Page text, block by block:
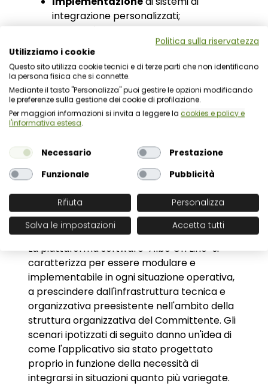
integrazione personalizzati;
Possibilità di installazione dedicata
della
Versione Enterprise(Multiente),
per soddisfare le esigenze di diversi enti
con una unica installazione (anche su
server indicati dal Committente)
personalizzabile sia dal punto di vista
grafico che funzionale;
Implementazione di
ridondanza del servizio
- Versione
Licenza;
Supporto nella
definizione del
Scenari di utilizzo
La piattaforma software "Albo On Line" si
caratterizza per essere modulare e
implementabile in ogni situazione operativa,
a prescindere dall'infrastruttura tecnica e
organizzativa preesistente nell'ambito della
struttura organizzativa del Committente. Gli
scenari ipotizzati di seguito danno un'idea di
come l'applicativo sia stato progettato
proprio in funzione della necessità di
integrarsi in situazioni quanto più variegate.
Politica sulla riservatezza
Utilizziamo i cookie
Questo sito utilizza cookie tecnici e di terze parti che non identificano
la persona fisica che si connette.
Mediante il tasto "Personalizza" puoi gestire le opzioni modificando
le preferenze sulla gestione dei cookie di profilazione.
Per maggiori informazioni si invita a leggere la cookies e policy e
l'informativa estesa.
Necessario
Prestazione
Funzionale
Pubblicità
Rifiuta
Personalizza
Salva le impostazioni
Accetta tutti